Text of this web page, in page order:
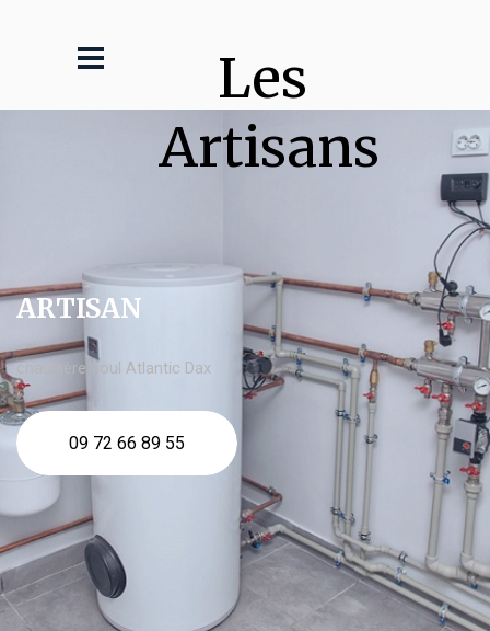
Les
Artisans
ARTISAN
chaudière fioul Atlantic Dax
09 72 66 89 55